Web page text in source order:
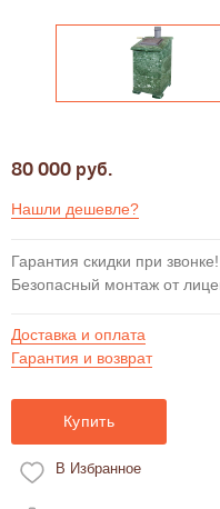
80 000 руб.
Нашли дешевле?
Гарантия скидки при звонке!
Безопасный монтаж от
Доставка и оплата
Гарантия и возврат
Купить
В Избранное